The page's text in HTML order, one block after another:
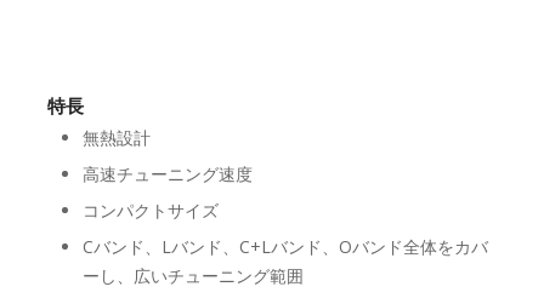
特長
無熱設計
高速チューニング速度
コンパクトサイズ
Cバンド、Lバンド、C+Lバンド、Oバンド全体をカバ
ーし、広いチューニング範囲